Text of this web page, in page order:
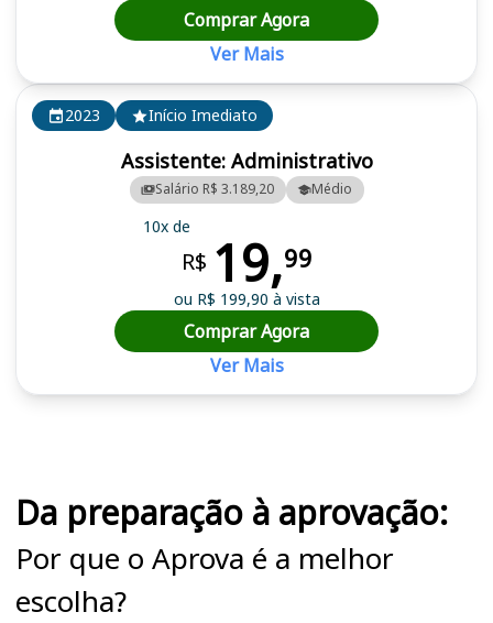
2023 Início Imediato
Assistente: Administrativo
Salário R$ 3.189,20 Médio
10x de
R$ 19,99
ou R$ 199,90 à vista
Comprar Agora
Ver Mais
Comprar Agora
Ver Mais
Da preparação à aprovação:
Por que o Aprova é a melhor
escolha?